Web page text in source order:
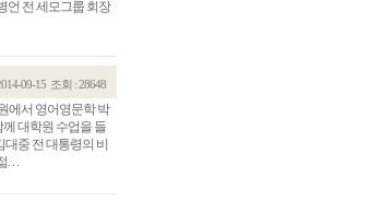
언 전 세모그룹 회장
09-15 조회 : 28648
에서 영어영문학 박
께 대학원 수업을 들
중 전 대통령의 비
. . .